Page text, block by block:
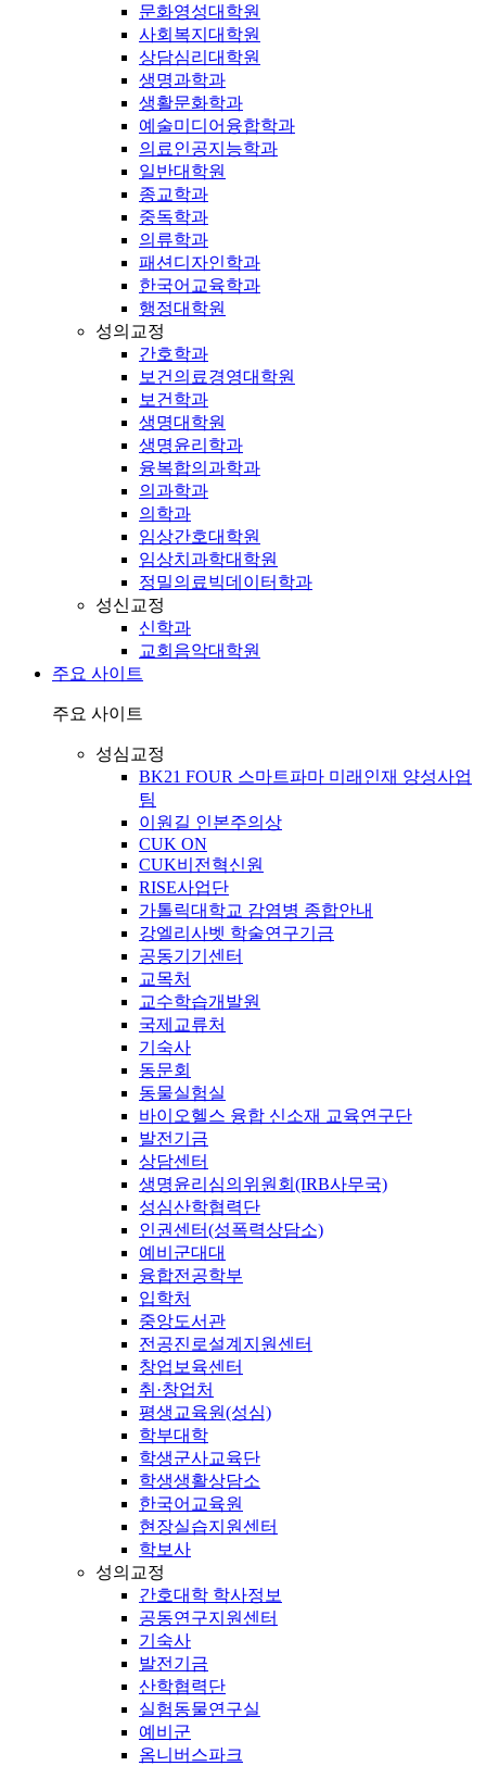
문화영성대학원
사회복지대학원
상담심리대학원
생명과학과
생활문화학과
예술미디어융합학과
의료인공지능학과
일반대학원
종교학과
중독학과
의류학과
패션디자인학과
한국어교육학과
행정대학원
성의교정
간호학과
보건의료경영대학원
보건학과
생명대학원
생명윤리학과
융복합의과학과
의과학과
의학과
임상간호대학원
임상치과학대학원
정밀의료빅데이터학과
성신교정
신학과
교회음악대학원
주요 사이트
주요 사이트
성심교정
BK21 FOUR 스마트파마 미래인재 양성사업
팀
이원길 인본주의상
CUK ON
CUK비전혁신원
RISE사업단
가톨릭대학교 감염병 종합안내
강엘리사벳 학술연구기금
공동기기센터
교목처
교수학습개발원
국제교류처
기숙사
동문회
동물실험실
바이오헬스 융합 신소재 교육연구단
발전기금
상담센터
생명윤리심의위원회(IRB사무국)
성심산학협력단
인권센터(성폭력상담소)
예비군대대
융합전공학부
입학처
중앙도서관
전공진로설계지원센터
창업보육센터
취·창업처
평생교육원(성심)
학부대학
학생군사교육단
학생생활상담소
한국어교육원
현장실습지원센터
학보사
성의교정
간호대학 학사정보
공동연구지원센터
기숙사
발전기금
산학협력단
실험동물연구실
예비군
옴니버스파크